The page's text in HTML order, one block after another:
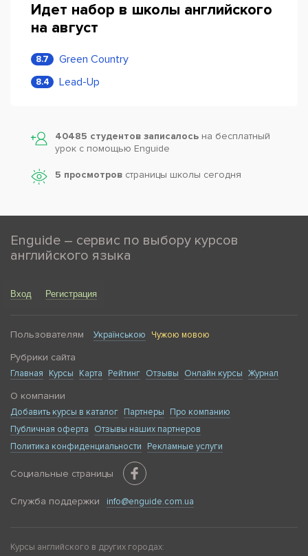
Идет набор в школы английского
на август
8.7 Green Country
8.4 Lead-Up
40485 студентов записалось на бесплатный
урок с помощью Enguide
5 просмотров страницы школы сегодня
Enguide – сервис по выбору курсов
английского языка
Вход Регистрация
Пользователям Українською Чужою мовою
Рубрики сайта
Главная Курсы Карта Рейтинг Отзывы Онлайн курсы Журнал
О компании
Добавить курсы в каталог Партнеры
Про компанию
Публичная оферта
Отзывы наших партнеров
Политика конфиденциальности
Рекламные услуги
Социальные страницы
Служба поддержки info@enguide.com.ua
Курсы английского в других городах: